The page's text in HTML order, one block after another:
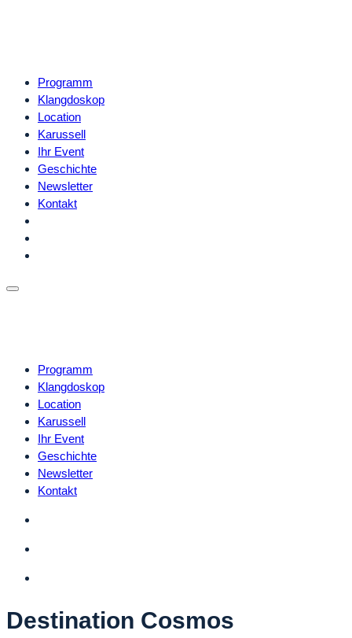
Programm
Klangdoskop
Location
Karussell
Ihr Event
Geschichte
Newsletter
Kontakt
Programm
Klangdoskop
Location
Karussell
Ihr Event
Geschichte
Newsletter
Kontakt
Destination Cosmos